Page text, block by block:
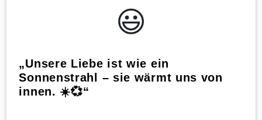
😃️
„Unsere Liebe ist wie ein
Sonnenstrahl – sie wärmt uns von
innen. ☀️💞“